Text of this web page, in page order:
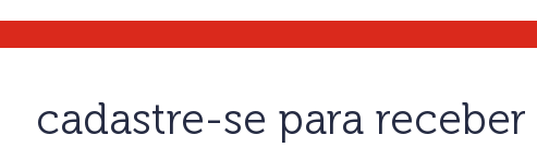
cadastre-se para